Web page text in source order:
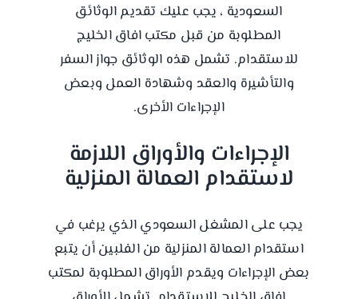
السعودية ، يجب عليك تقديم الوثائق
المطلوبة من قبل مكتب افاق الخليج
للاستقدام. تشمل هذه الوثائق جواز السفر
والتأشيرة والعقد وشهادة العمل وبعض
الإجراءات الأخرى.
الإجراءات والأوراق اللازمة
لاستقدام العمالة المنزلية
يجب على المشغل السعودي الذي يرغب في
استقدام العمالة المنزلية من الفلبين أن يتبع
بعض الإجراءات ويقدم الأوراق المطلوبة لمكتب